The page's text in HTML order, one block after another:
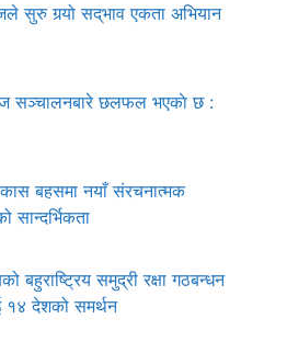
सुरु गर्‍यो सद्‌भाव एकता अभियान
सञ्चालनबारे छलफल भएकाे छ :
बहसमा नयाँ संरचनात्मक
सान्दर्भिकता
बहुराष्ट्रिय समुद्री रक्षा गठबन्धन
१४ देशको समर्थन